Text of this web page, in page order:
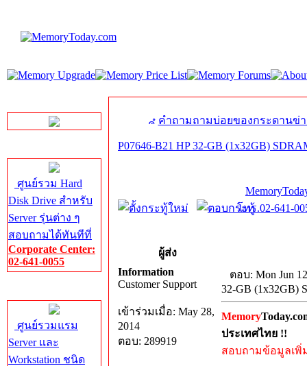
ศูนย์รวม Hard
Disk Drive สำหรับ
Server รุ่นต่าง ๆ
สอบถามได้ทันทีที่
Corporate Center:
02-641-0055
ศูนย์รวมแรม
Server และ
Workstation ชนิด
คำถามถามบ่อยของกระดานข่
P07646-B21 HP 32-GB (1x32GB)
โทร.02-641-
ผู้ส่ง
Information
Customer Support
เข้าร่วมเมื่อ: May 28,
2014
ตอบ: 289919
ตอบ: Mon Jun
32-GB (1x32GB)
Memory
ประเทศไทย !!
สอบถามข้อมูลเพิ่